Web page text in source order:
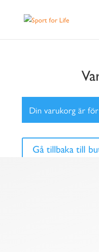
Din varukorg är
Gå tillbaka till